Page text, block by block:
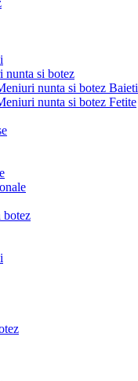
nunta si botez
nunta si botez Baieti
nunta si botez Fetite
botez